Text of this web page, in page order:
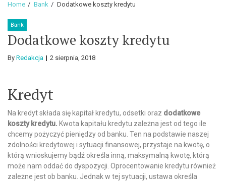
Home Bank Dodatkowe koszty kredytu
Bank
Dodatkowe koszty kredytu
By Redakcja 2 sierpnia, 2018
Kredyt
Na kredyt składa się kapitał kredytu, odsetki oraz dodatkowe
koszty kredytu. Kwota kapitału kredytu zależna jest od tego ile
chcemy pożyczyć pieniędzy od banku. Ten na podstawie naszej
zdolności kredytowej i sytuacji finansowej, przystaje na kwotę, o
którą wnioskujemy bądź określa inną, maksymalną kwotę, którą
może nam oddać do dyspozycji. Oprocentowanie kredytu również
zależne jest ob banku. Jednak w tej sytuacji, ustawa określa